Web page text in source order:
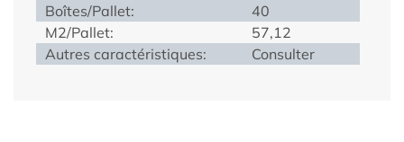
Boîtes/Pallet:
40
M2/Pallet:
57,12
Autres caractéristiques:
Consulter